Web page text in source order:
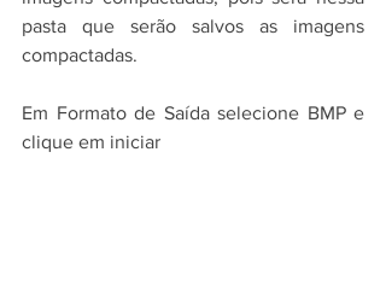
pasta que serão salvos as imagens
compactadas.
Em Formato de Saída selecione BMP e
clique em iniciar